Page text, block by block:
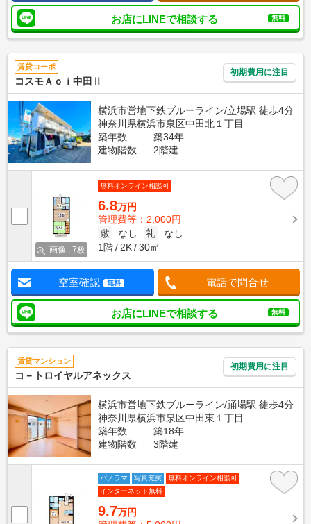
お店にLINEで相談する 無料
賃貸コーポ
コスモＡｏｉ中田Ⅱ
初期費用に注目
横浜市営地下鉄ブルーライン/立場駅 徒歩4分
神奈川県横浜市泉区中田北１丁目
築年数
築34年
建物階数
2階建
画像 : 7枚
無料オンライン相談可
6.8万円
管理費等：2,000円
敷
なし 礼
なし
1階
2K 30㎡
空室確認 無料 電話で問合せ
お店にLINEで相談する 無料
賃貸マンション
コ－トロイヤルアネックス
初期費用に注目
横浜市営地下鉄ブルーライン/踊場駅 徒歩4分
神奈川県横浜市泉区中田東１丁目
築年数
築18年
建物階数
3階建
パノラマ 写真充実
無料オンライン相談可
インターネット無料
9.7万円